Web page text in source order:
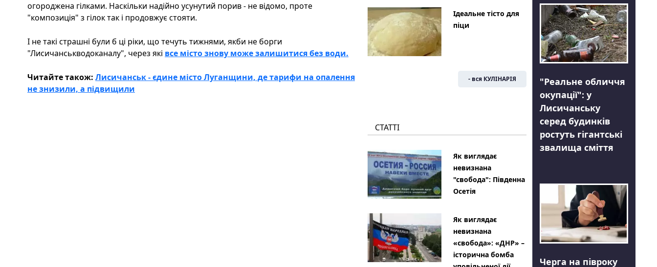
огороджена гілками. Наскільки надійно усунутий порив - не відомо, проте
"композиція" з гілок так і продовжує стояти.
І не такі страшні були б ці ріки, що течуть тижнями, якби не борги
"Лисичанськводоканалу", через які все місто знову може залишитися без води.
Читайте також: Лисичанськ - єдине місто Луганщини, де тарифи на опалення
не знизили, а підвищили
Ідеальне тісто для
піци
- вся КУЛІНАРІЯ
СТАТТІ
Як виглядає
невизнана
"свобода": Південна
Осетія
Як виглядає
невизнана
«свобода»: «ДНР» –
історична бомба
"Реальне обличчя
окупації": у
Лисичанську
серед будинків
ростуть гігантські
звалища сміття
Черга на півроку